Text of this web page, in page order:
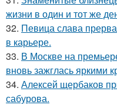
жизни в один и тот же
32. Певица слава
в карьере.
33. В Москве на
вновь зажглась яркими
34. Алексей щербаков
сабурова.